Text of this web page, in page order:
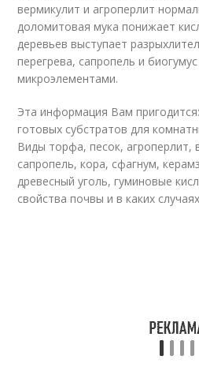
вермикулит и агроперлит
доломитовая мука понижает
деревьев выступает
перегрева, сапропель и
микроэлементами.
Эта информация Вам
готовых субстратов для
Виды торфа, песок, агроперлит,
сапропель, кора, сфагнум,
древесный уголь, гуминовые
свойства почвы и в каких